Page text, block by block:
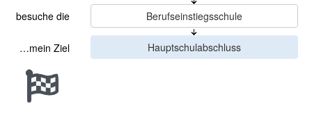
besuche die
…mein Ziel